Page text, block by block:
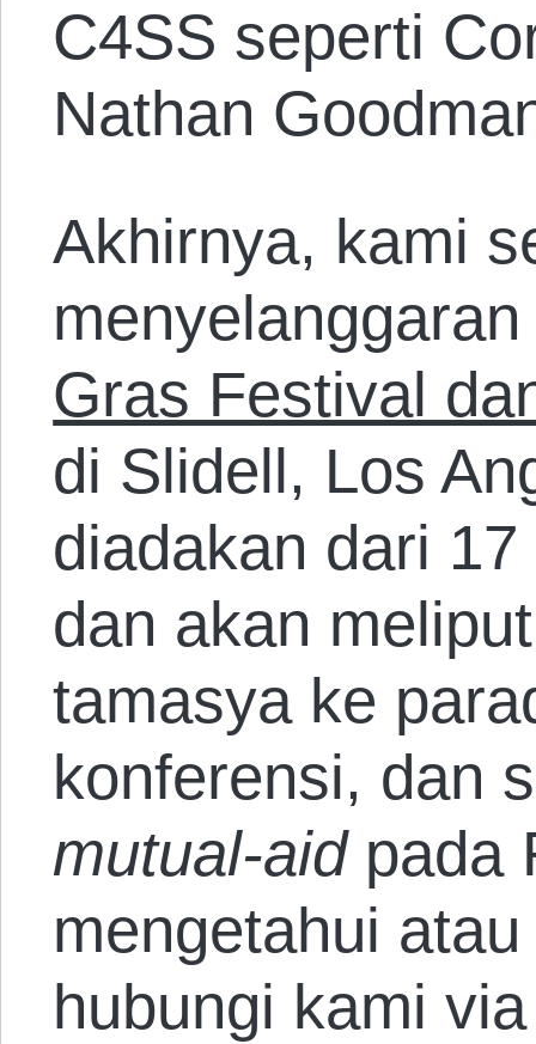
C4SS seperti
Nathan
Akhirnya, kami
Gras Festival
di Slidell, Los
diadakan dari
dan akan
tamasya ke
konferensi, dan
mutual-aid pada
mengetahui
hubungi kami via